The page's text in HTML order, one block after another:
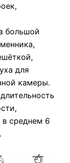
большой
для
камеры.
в среднем 6